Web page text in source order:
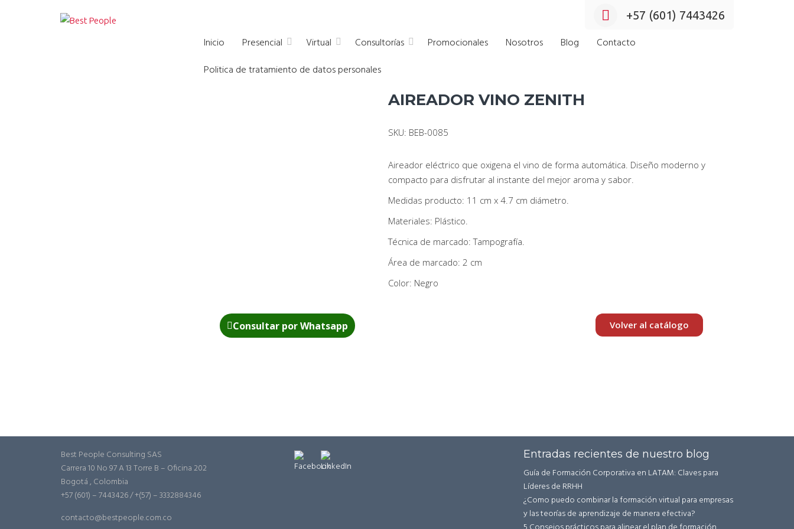
+57 (601) 7443426
Inicio Presencial Virtual Consultorías Promocionales Nosotros Blog
Contacto
Politica de tratamiento de datos personales
AIREADOR VINO ZENITH
SKU: BEB-0085
Aireador eléctrico que oxigena el vino de forma automática. Diseño moderno y
compacto para disfrutar al instante del mejor aroma y sabor.
Medidas producto: 11 cm x 4.7 cm diámetro.
Materiales: Plástico.
Técnica de marcado: Tampografía.
Área de marcado: 2 cm
Color: Negro
Consultar por Whatsapp Volver al catálogo
Best People Consulting SAS
Carrera 10 No 97 A 13 Torre B – Oficina 202
Bogotá , Colombia
+57 (601) – 7443426 / +(57) – 3332884346
contacto@bestpeople.com.co
Entradas recientes de nuestro blog
Guía de Formación Corporativa en LATAM: Claves para
Líderes de RRHH
¿Como puedo combinar la formación virtual para empresas
y las teorías de aprendizaje de manera efectiva?